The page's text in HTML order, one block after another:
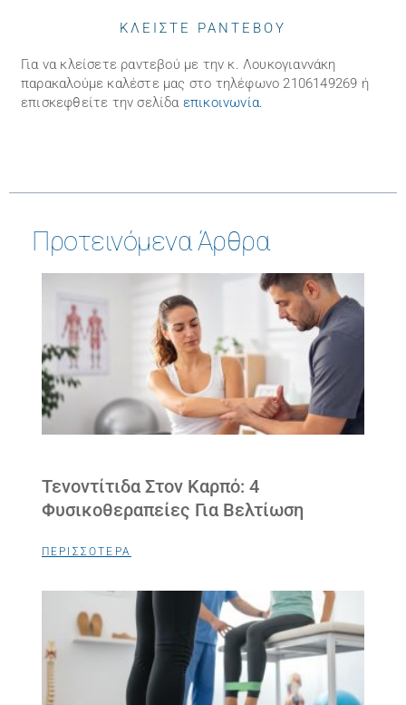
ΚΛΕΙΣΤΕ ΡΑΝΤΕΒΟΥ
Για να κλείσετε ραντεβού με την κ. Λουκογιαννάκη
παρακαλούμε καλέστε μας στo τηλέφωνo 2106149269 ή
επισκεφθείτε την σελίδα επικοινωνία.
Προτεινόμενα Άρθρα
Τενοντίτιδα Στον Καρπό: 4
Φυσικοθεραπείες Για Βελτίωση
ΠΕΡΙΣΣΟΤΕΡΑ